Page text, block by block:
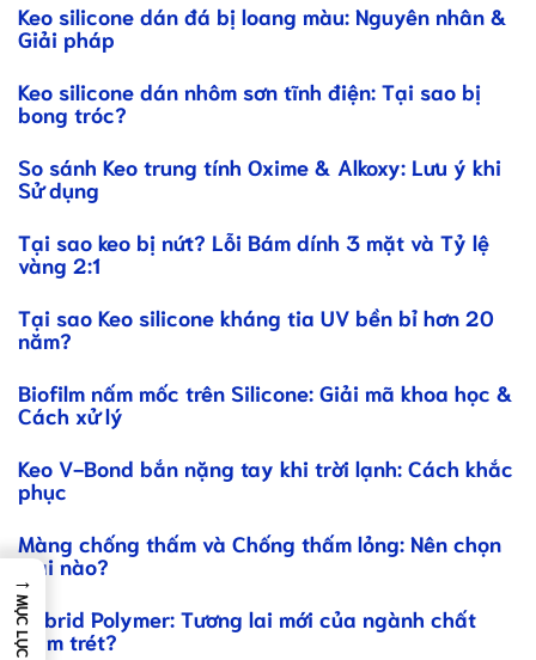
Keo silicone dán đá bị loang màu: Nguyên nhân &
Giải pháp
Keo silicone dán nhôm sơn tĩnh điện: Tại sao bị
bong tróc?
So sánh Keo trung tính Oxime & Alkoxy: Lưu ý khi
Sử dụng
Tại sao keo bị nứt? Lỗi Bám dính 3 mặt và Tỷ lệ
vàng 2:1
Tại sao Keo silicone kháng tia UV bền bỉ hơn 20
năm?
Biofilm nấm mốc trên Silicone: Giải mã khoa học &
Cách xử lý
Keo V-Bond bắn nặng tay khi trời lạnh: Cách khắc
phục
Màng chống thấm và Chống thấm lỏng: Nên chọn
loại nào?
Hybrid Polymer: Tương lai mới của ngành chất
trám trét?
→
MỤC LỤC